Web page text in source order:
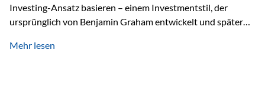
Investing-Ansatz basieren – einem Investmentstil, der
ursprünglich von Benjamin Graham entwickelt und später
Modernes Value Investing als Grundlage Der
Mehr lesen